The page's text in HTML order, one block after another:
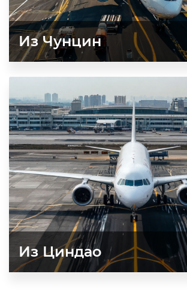
Из Чунцин
Из Циндао